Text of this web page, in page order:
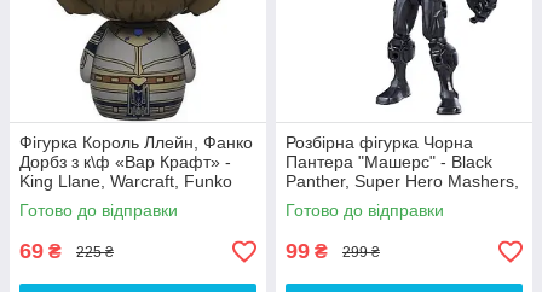
Фігурка Король Ллейн, Фанко
Дорбз з к\ф «Вар Крафт» -
King Llane, Warcraft, Funko
Dorbz
Готово до відправки
69 ₴ 225 ₴
Розбірна фігурка Чорна
Пантера "Машерс" - Black
Panther, Super Hero Mashers,
Hasbro
Готово до відправки
99 ₴ 299 ₴